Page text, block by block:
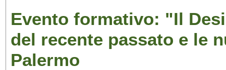
Evento formativo: "Il
del recente passato e le
Palermo